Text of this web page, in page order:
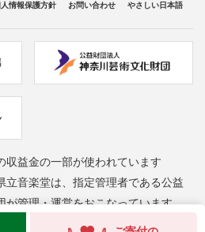
情報保護方針 お問い合わせ やさしい日本語
収益金の一部が使われています
立音楽堂は、指定管理者である公益
が管理・運営をおこなっています